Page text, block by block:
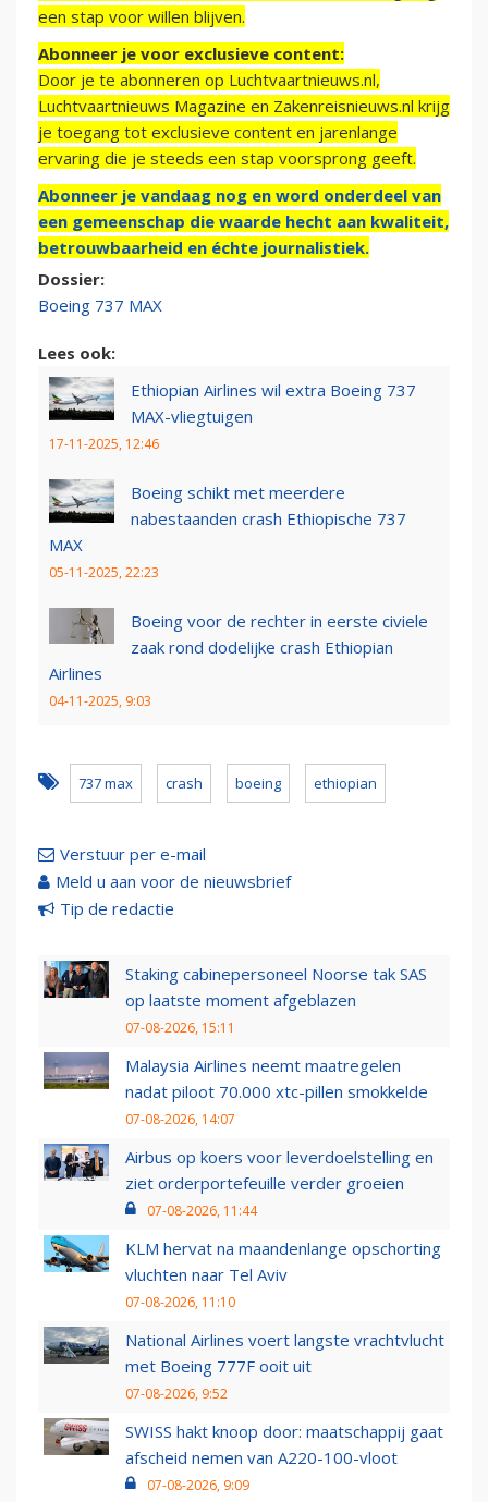
een stap voor willen blijven.
Abonneer je voor exclusieve content:
Door je te abonneren op Luchtvaartnieuws.nl,
Luchtvaartnieuws Magazine en Zakenreisnieuws.nl krijg
je toegang tot exclusieve content en jarenlange
ervaring die je steeds een stap voorsprong geeft.
Abonneer je vandaag nog en word onderdeel van
een gemeenschap die waarde hecht aan kwaliteit,
betrouwbaarheid en échte journalistiek.
Dossier:
Boeing 737 MAX
Lees ook:
Ethiopian Airlines wil extra Boeing 737
MAX-vliegtuigen
17-11-2025, 12:46
Boeing schikt met meerdere
nabestaanden crash Ethiopische 737
MAX
05-11-2025, 22:23
Boeing voor de rechter in eerste civiele
zaak rond dodelijke crash Ethiopian
Airlines
04-11-2025, 9:03
737 max crash boeing ethiopian
Verstuur per e-mail
Meld u aan voor de nieuwsbrief
Tip de redactie
Staking cabinepersoneel Noorse tak SAS
op laatste moment afgeblazen
07-08-2026, 15:11
Malaysia Airlines neemt maatregelen
nadat piloot 70.000 xtc-pillen smokkelde
07-08-2026, 14:07
Airbus op koers voor leverdoelstelling en
ziet orderportefeuille verder groeien
07-08-2026, 11:44
KLM hervat na maandenlange opschorting
vluchten naar Tel Aviv
07-08-2026, 11:10
National Airlines voert langste vrachtvlucht
met Boeing 777F ooit uit
07-08-2026, 9:52
SWISS hakt knoop door: maatschappij gaat
afscheid nemen van A220-100-vloot
07-08-2026, 9:09